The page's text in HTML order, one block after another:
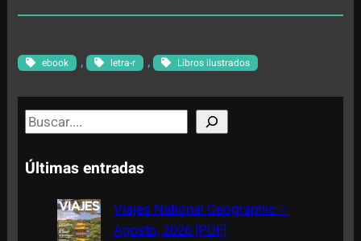
ebook , letra-r , Libros ilustrados
S
e
a
Últimas entradas
Viajes National Geographic –
Agosto, 2026 [PDF]